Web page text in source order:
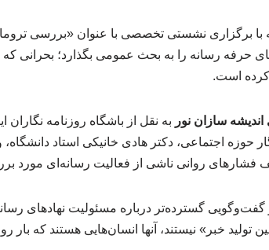
برگزاری نشستی تخصصی با عنوان «بررسی
حرفه رسانه را به بحث عمومی بگذارد؛ بحرانی
کرده است.
اندیشه سازان نور به نقل از باشگاه روزنامه
حوزه اجتماعی، دکتر هادی خانیکی استاد
فشارهای روانی ناشی از فعالیت رسانه‌ای مورد
گفت‌وگویی گسترده‌تر درباره مسئولیت نهادهای
تولید خبر» نیستند، آنها انسان‌هایی هستند که بار